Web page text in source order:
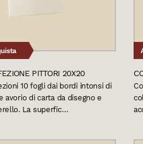
PITTORI 20X20
10 fogli dai bordi intonsi di
avorio di carta da disegno e
La superfic…